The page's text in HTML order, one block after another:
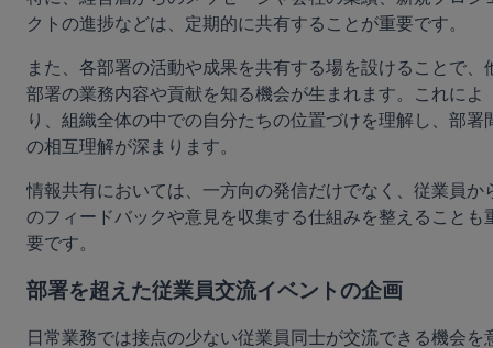
クトの進捗などは、定期的に共有することが重要です。
また、各部署の活動や成果を共有する場を設けることで、
部署の業務内容や貢献を知る機会が生まれます。これによ
り、組織全体の中での自分たちの位置づけを理解し、部署
の相互理解が深まります。
情報共有においては、一方向の発信だけでなく、従業員か
のフィードバックや意見を収集する仕組みを整えることも
要です。
部署を超えた従業員交流イベントの企画
日常業務では接点の少ない従業員同士が交流できる機会を